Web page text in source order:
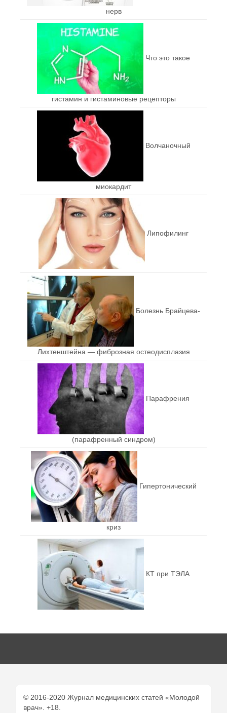
нерв
Что это такое
гистамин и гистаминовые рецепторы
Волчаночный
миокардит
Липофилинг
Болезнь Брайцева-
Лихтенштейна — фиброзная остеодисплазия
Парафрения
(парафренный синдром)
Гипертонический
криз
КТ при ТЭЛА
© 2016-2020 Журнал медицинских статей «Молодой
врач». +18.